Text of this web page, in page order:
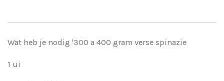
Wat heb je nodig '300 a 400 gram verse spinazie
1 ui